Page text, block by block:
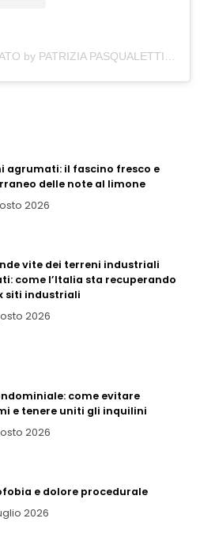
Un post condiviso da GELATO by PATRIZIA PASQUALETTI (@gelatobypatriziapasqualetti)
agrumati: il fascino fresco e
delle note al limone
2026
vite dei terreni industriali
come l’Italia sta recuperando
siti industriali
2026
come evitare
e tenere uniti gli inquilini
2026
e dolore procedurale
2026